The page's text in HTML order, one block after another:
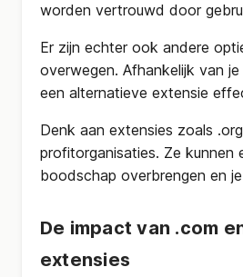
worden vertrouwd door
Er zijn echter ook andere
overwegen. Afhankelijk van
een alternatieve extensie
Denk aan extensies zoals
profitorganisaties. Ze kunnen
boodschap overbrengen en
De impact van .com
extensies